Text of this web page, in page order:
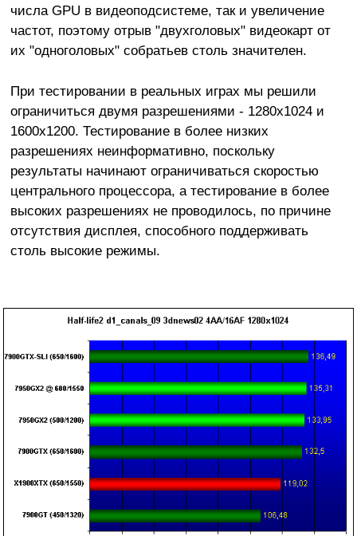
числа GPU в видеоподсистеме, так и увеличение
частот, поэтому отрыв "двухголовых" видеокарт от
их "одноголовых" собратьев столь значителен.
При тестировании в реальных играх мы решили
ограничиться двумя разрешениями - 1280х1024 и
1600х1200. Тестирование в более низких
разрешениях неинформативно, поскольку
результаты начинают ограничиваться скоростью
центрального процессора, а тестирование в более
высоких разрешениях не проводилось, по причине
отсутствия дисплея, способного поддерживать
столь высокие режимы.